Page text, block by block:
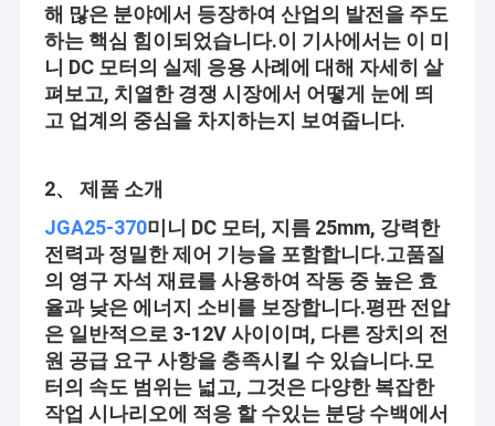
해 많은 분야에서 등장하여 산업의 발전을 주도
하는 핵심 힘이되었습니다.이 기사에서는 이 미
니 DC 모터의 실제 응용 사례에 대해 자세히 살
펴보고, 치열한 경쟁 시장에서 어떻게 눈에 띄
고 업계의 중심을 차지하는지 보여줍니다.
2、 제품 소개
JGA25-370미니 DC 모터, 지름 25mm, 강력한
전력과 정밀한 제어 기능을 포함합니다.고품질
의 영구 자석 재료를 사용하여 작동 중 높은 효
율과 낮은 에너지 소비를 보장합니다.평판 전압
은 일반적으로 3-12V 사이이며, 다른 장치의 전
원 공급 요구 사항을 충족시킬 수 있습니다.모
터의 속도 범위는 넓고, 그것은 다양한 복잡한
작업 시나리오에 적응 할 수있는 분당 수백에서